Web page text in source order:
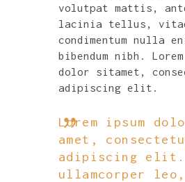
volutpat mattis,
lacinia tellus,
condimentum nulla
bibendum nibh.
dolor sitamet,
adipiscing elit.
Lorem ipsum
amet,
adipiscing
ullamcorper